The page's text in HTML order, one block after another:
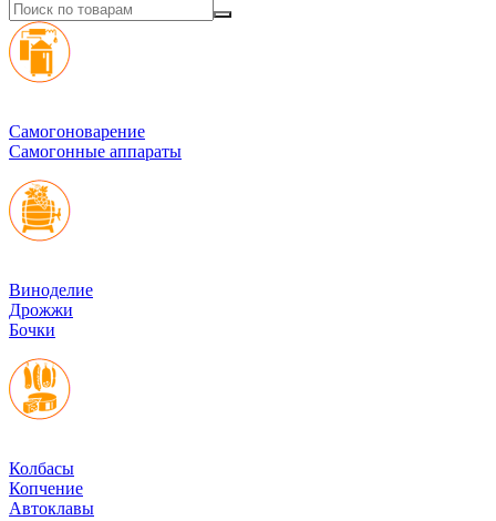
Cамогоноварение
Самогонные аппараты
Виноделие
Дрожжи
Бочки
Колбасы
Копчение
Автоклавы